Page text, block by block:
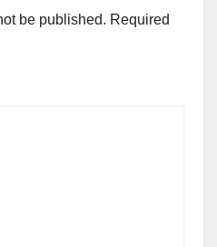
be published. Required